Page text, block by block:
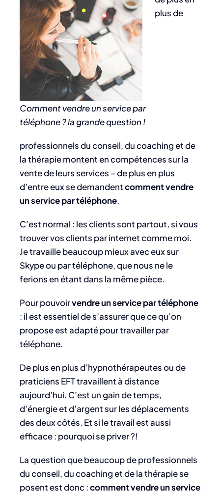
Comment vendre un service par
téléphone ? la grande question !
plus de
professionnels du conseil, du coaching et de
la thérapie montent en compétences sur la
vente de leurs services – de plus en plus
d’entre eux se demandentcomment vendre
un service par téléphone.
C’est normal : les clients sont partout, si vous
trouver vos clients par internet comme moi.
Je travaille beaucoup mieux avec eux sur
Skype ou par téléphone, que nous ne le
ferions en étant dans la même pièce.
Pour pouvoirvendre un service par téléphone
: il est essentiel de s’assurer que ce qu’on
propose est adapté pour travailler par
téléphone.
De plus en plus d’hypnothérapeutes ou de
praticiens EFT travaillent à distance
aujourd’hui. C’est un gain de temps,
d’énergie et d’argent sur les déplacements
des deux côtés. Et si le travail est aussi
efficace : pourquoi se priver ?!
La question que beaucoup de professionnels
du conseil, du coaching et de la thérapie se
posent est donc :comment vendre un service